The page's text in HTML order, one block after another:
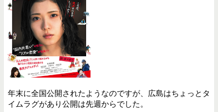
年末に全国公開されたようなのですが、広島はちょっとタ
イムラグがあり公開は先週からでした。